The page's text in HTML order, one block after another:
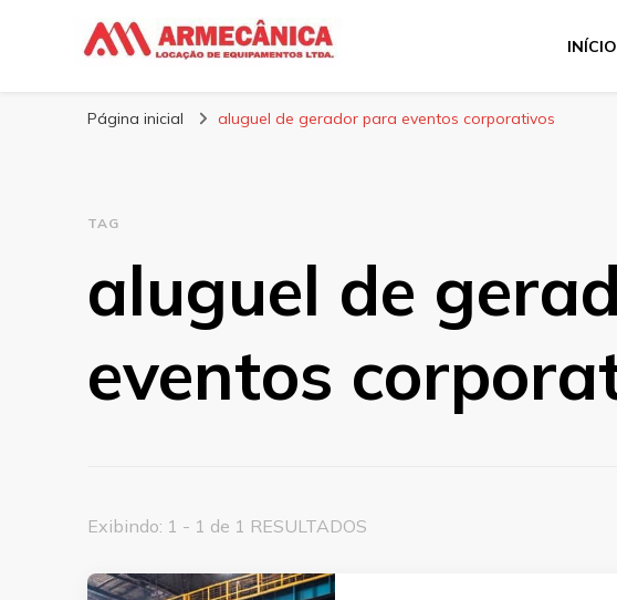
Armecânica
INÍCIO
Página inicial aluguel de gerador para eventos corporativos
TAG
aluguel de
eventos
Exibindo: 1 - 1 de 1 RESULTADOS